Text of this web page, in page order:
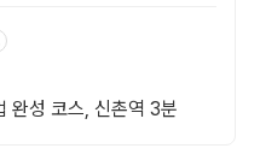
완성 코스, 신촌역 3분